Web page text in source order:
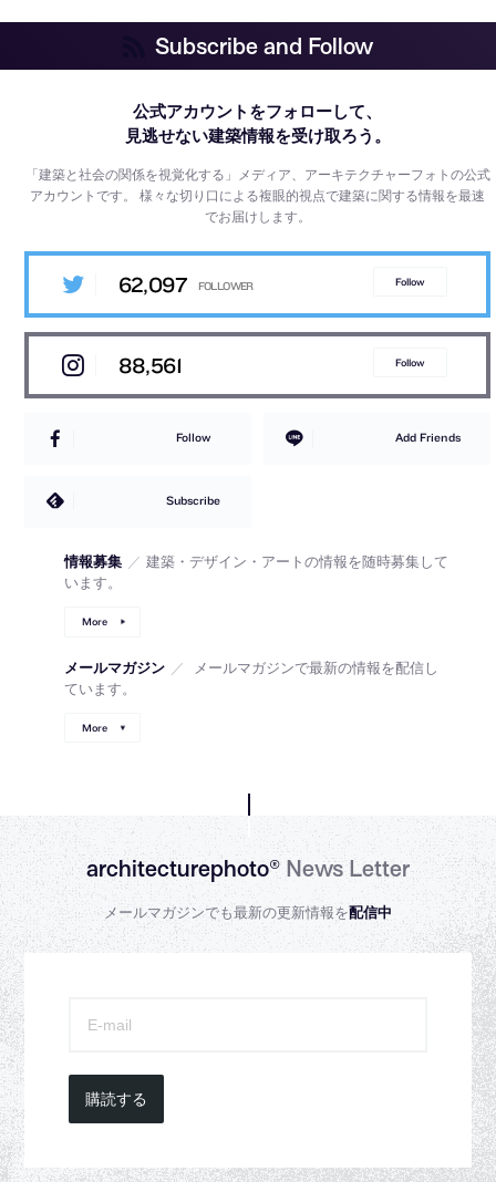
Subscribe and Follow
公式アカウントをフォローして、
見逃せない建築情報を受け取ろう。
「建築と社会の関係を視覚化する」メディア、アーキテクチャーフォトの公式
アカウントです。様々な切り口による複眼的視点で建築に関する情報を最速
でお届けします。
62,097 Follow
88,561 Follow
Follow Add Friends
Subscribe
情報募集 ／ 建築・デザイン・アートの情報を随時募集して
います。
More
メールマガジン ／
メールマガジンで最新の情報を配信し
ています。
More
architecturephoto®News Letter
メールマガジンでも最新の更新情報を配信中
購読する